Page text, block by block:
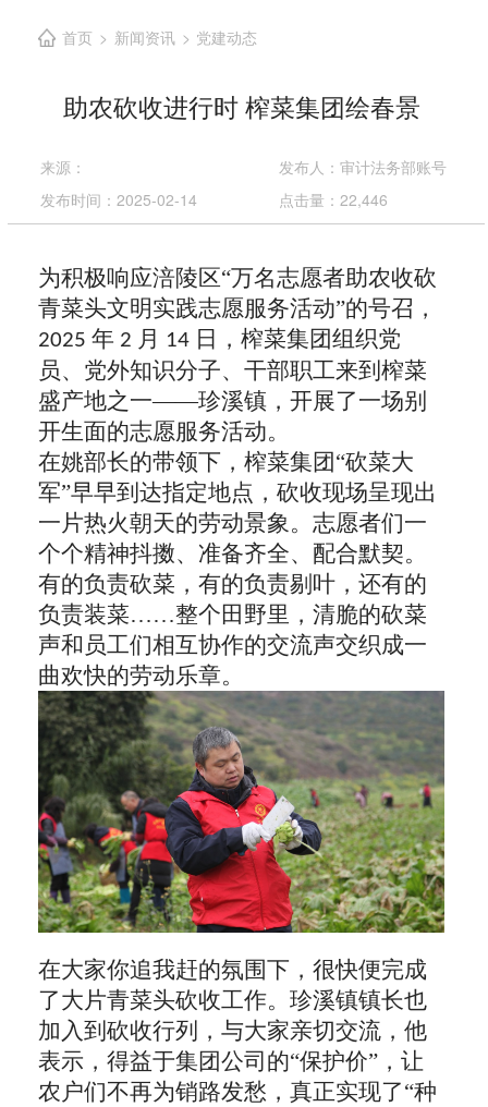
首页 > 新闻资讯 > 党建动态
助农砍收进行时 榨菜集团绘春景
来源：
发布人：审计法务部账号
发布时间：2025-02-14
点击量：22,446
为积极响应涪陵区“万名志愿者助农收砍
青菜头文明实践志愿服务活动”的号召，
2025 年 2 月 14 日， 榨菜集团组织党
员、党外知识分子、干部职工来到榨菜
盛产地之一——珍溪镇，开展了一场别
开生面的志愿服务活动。
在姚部长的带领下，榨菜集团“砍菜大
军”早早到达指定地点 ， 砍收现场呈现出
一片热火朝天的劳动景象。 志愿者们一
个个精神抖擞、准备齐全、配合默契。
有的负责砍菜，有的负责剔叶，还有的
负责装菜……整个田野里，清脆的砍菜
声和员工们相互协作的交流声交织成一
曲欢快的劳动乐章。
在大家你追我赶的氛围下 ， 很快便完成
了大片青菜头砍收工作。珍溪镇镇长也
加入到砍收行列，与大家亲切交流， 他
表示，得益于集团公司的“保护价” ，让
农户们不再为销路发愁，真正实现了“种